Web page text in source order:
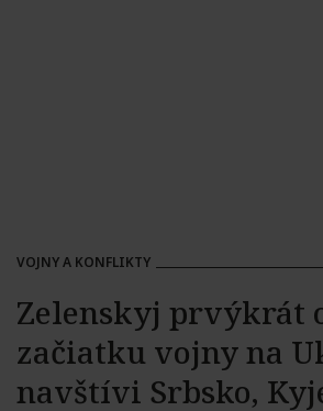
VOJNY A KONFLIKTY
Zelenskyj prvýkrát
začiatku vojny na
navštívi Srbsko,